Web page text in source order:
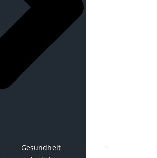
Gesundheit